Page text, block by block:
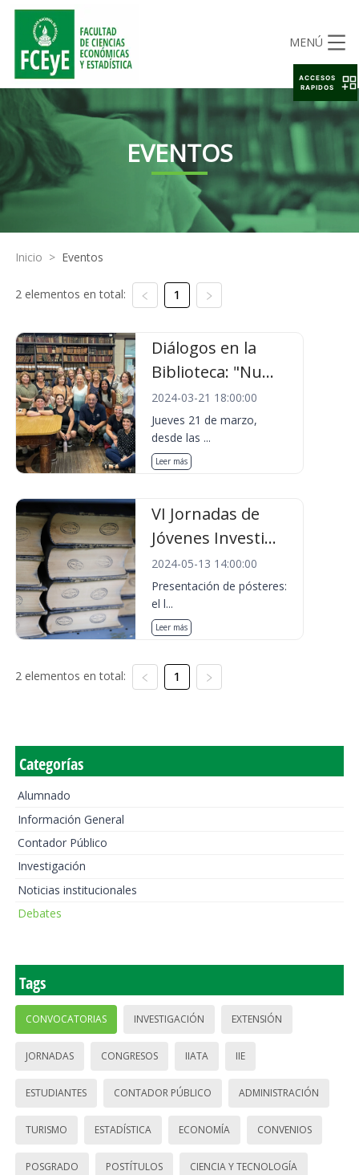
MENÚ
EVENTOS
Inicio > Eventos
2 elementos en total: 1
Diálogos en la
Biblioteca: "Nu...
2024-03-21 18:00:00
Jueves 21 de marzo,
desde las ...
Leer más
VI Jornadas de
Jóvenes Investi...
2024-05-13 14:00:00
Presentación de pósteres:
el l...
Leer más
2 elementos en total: 1
Categorías
Alumnado
Información General
Contador Público
Investigación
Noticias institucionales
Debates
Tags
CONVOCATORIAS INVESTIGACIÓN EXTENSIÓN
JORNADAS CONGRESOS IIATA IIE
ESTUDIANTES CONTADOR PÚBLICO ADMINISTRACIÓN
TURISMO ESTADÍSTICA ECONOMÍA CONVENIOS
POSGRADO POSTÍTULOS CIENCIA Y TECNOLOGÍA
ACCESOS
RAPIDOS